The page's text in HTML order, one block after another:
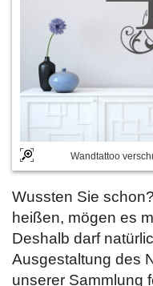
Wandtattoo
Wussten Sie
heißen, mögen es
Deshalb darf
Ausgestaltung des
unserer Sammlung